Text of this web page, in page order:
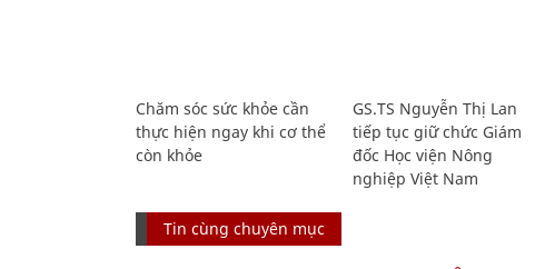
Chăm sóc sức khỏe cần
thực hiện ngay khi cơ thể
còn khỏe
GS.TS Nguyễn Thị Lan
tiếp tục giữ chức Giám
đốc Học viện Nông
nghiệp Việt Nam
Tin cùng chuyên mục